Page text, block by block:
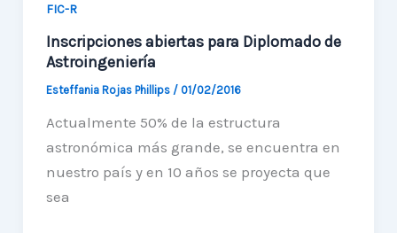
FIC-R
Inscripciones abiertas para Diplomado de
Astroingeniería
Esteffania Rojas Phillips / 01/02/2016
Actualmente 50% de la estructura
astronómica más grande, se encuentra en
nuestro país y en 10 años se proyecta que
sea